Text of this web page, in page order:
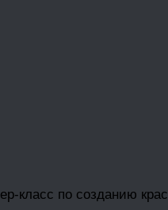
класс по созданию